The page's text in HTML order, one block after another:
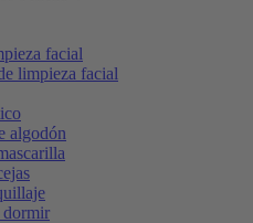
facial
limpieza facial
algodón
dormir